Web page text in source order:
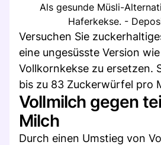
Als gesunde Müsli-
Haferkekse. -
Versuchen Sie
eine ungesüsste Version
Vollkornkekse zu ersetzen.
bis zu 83 Zuckerwürfel pro
Vollmilch gegen
Milch
Durch einen Umstieg von